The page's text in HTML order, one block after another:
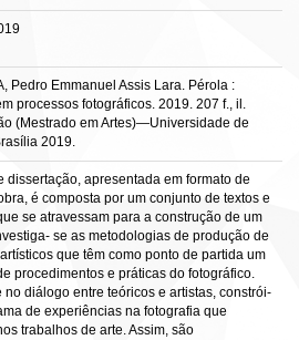
Pedro Emmanuel Assis Lara. Pérola :
processos fotográficos. 2019. 207 f., il.
(Mestrado em Artes)—Universidade de
2019.
dissertação, apresentada em formato de
é composta por um conjunto de textos e
se atravessam para a construção de um
se as metodologias de produção de
que têm como ponto de partida um
procedimentos e práticas do fotográfico.
no diálogo entre teóricos e artistas, constrói-
de experiências na fotografia que
trabalhos de arte. Assim, são